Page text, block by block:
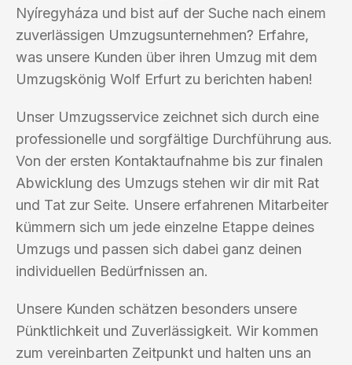
Nyíregyháza und bist auf der Suche nach einem
zuverlässigen Umzugsunternehmen? Erfahre,
was unsere Kunden über ihren Umzug mit dem
Umzugskönig Wolf Erfurt zu berichten haben!
Unser Umzugsservice zeichnet sich durch eine
professionelle und sorgfältige Durchführung aus.
Von der ersten Kontaktaufnahme bis zur finalen
Abwicklung des Umzugs stehen wir dir mit Rat
und Tat zur Seite. Unsere erfahrenen Mitarbeiter
kümmern sich um jede einzelne Etappe deines
Umzugs und passen sich dabei ganz deinen
individuellen Bedürfnissen an.
Unsere Kunden schätzen besonders unsere
Pünktlichkeit und Zuverlässigkeit. Wir kommen
zum vereinbarten Zeitpunkt und halten uns an